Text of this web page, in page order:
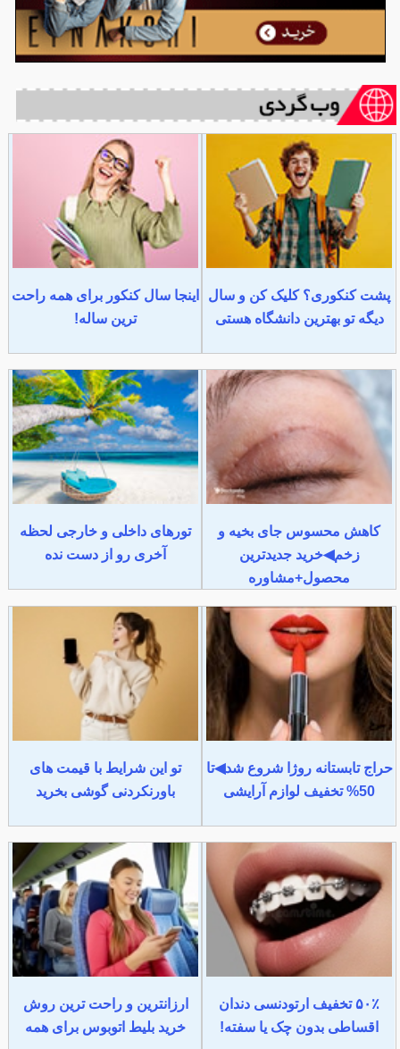
پشت کنکوری؟ کلیک کن و سال
دیگه تو بهترین دانشگاه هستی
اینجا سال کنکور برای همه راحت
ترین ساله!
کاهش محسوس جای بخیه و
زخم◀خرید جدیدترین
محصول+مشاوره
تورهای داخلی و خارجی لحظه
آخری رو از دست نده
حراج تابستانه روژا شروع شد◀تا
50% تخفیف لوازم آرایشی
تو این شرایط با قیمت های
باورنکردنی گوشی بخرید
۵۰٪ تخفیف ارتودنسی دندان
اقساطی بدون چک یا سفته!
ارزانترین و راحت ترین روش
خرید بلیط اتوبوس برای همه